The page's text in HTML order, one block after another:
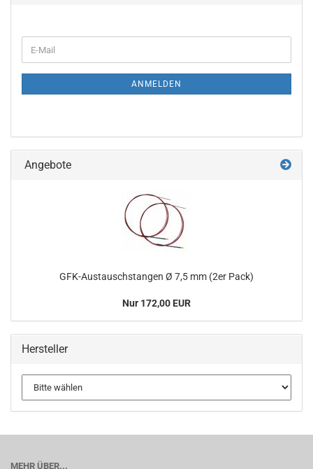
ZUR
E-
Mail
ANMELDEN
Angebote
GFK-​Austauschstangen Ø 7,5 mm (2er Pack)
Nur 172,00 EUR
Hersteller
MEHR ÜBER...